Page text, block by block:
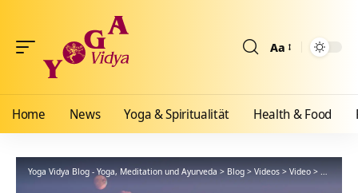
Aa
Home News Yoga & Spiritualität Health & Food
Yoga Vidya Blog - Yoga, Meditation und Ayurveda > Blog > Videos > Video > Welcher